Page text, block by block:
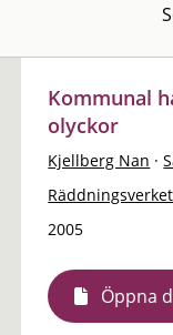
Kommunal
olyckor
Kjellberg Nan ·
Räddningsverket
2005
Öppna